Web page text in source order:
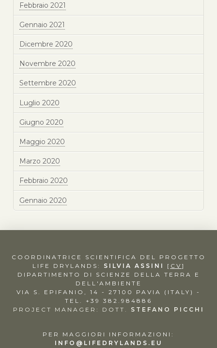
Febbraio 2021
Gennaio 2021
Dicembre 2020
Novembre 2020
Settembre 2020
Luglio 2020
Giugno 2020
Maggio 2020
Marzo 2020
Febbraio 2020
Gennaio 2020
COORDINATRICE SCIENTIFICA DEL PROGETTO
LIFE DRYLANDS: SILVIA ASSINI [ CV ]
DIPARTIMENTO DI SCIENZE DELLA TERRA E
DELL'AMBIENTE
VIA S. EPIFANIO, 14 - 27100 PAVIA (ITALY) -
TEL. +39 382.984886
PROJECT MANAGER: DOTT. STEFANO PICCHI
PER MAGGIORI INFORMAZIONI:
INFO@LIFEDRYLANDS.EU